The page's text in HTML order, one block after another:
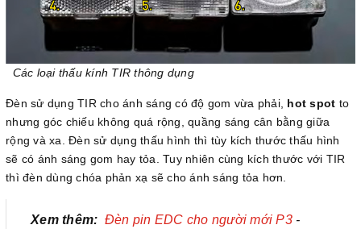
Các loại thấu kính TIR thông dụng
Đèn sử dụng TIR cho ánh sáng có độ gom vừa phải, hot spot to
nhưng góc chiếu không quá rộng, quầng sáng cân bằng giữa
rộng và xa. Đèn sử dụng thấu hình thì tùy kích thước thấu hình
sẽ có ánh sáng gom hay tỏa. Tuy nhiên cùng kích thước với TIR
thì đèn dùng chóa phản xạ sẽ cho ánh sáng tỏa hơn.
Xem thêm: Đèn pin EDC cho người mới P3-